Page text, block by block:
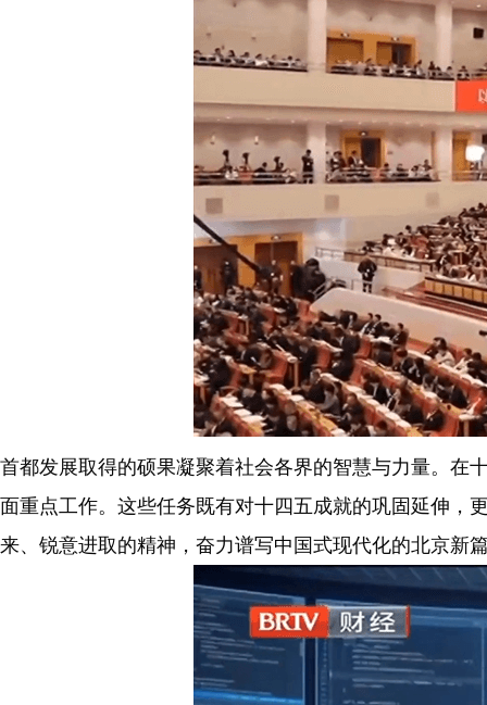
首都发展取得的硕果凝聚着社会各界的智慧与力量。在
面重点工作。这些任务既有对十四五成就的巩固延伸，
来、锐意进取的精神，奋力谱写中国式现代化的北京新